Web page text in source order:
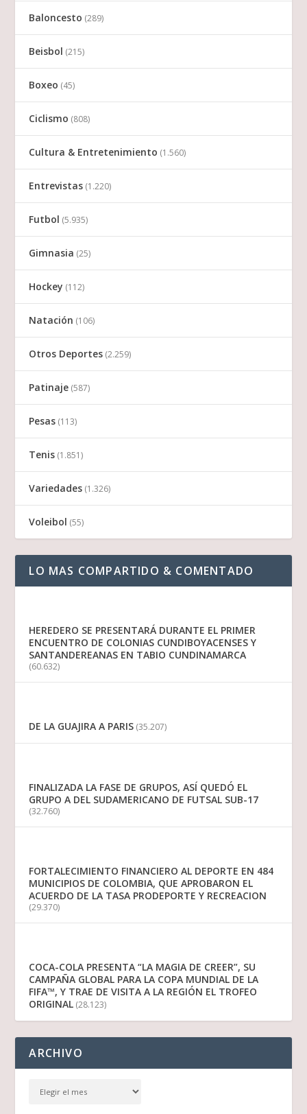
Baloncesto (289)
Beisbol (215)
Boxeo (45)
Ciclismo (808)
Cultura & Entretenimiento (1.560)
Entrevistas (1.220)
Futbol (5.935)
Gimnasia (25)
Hockey (112)
Natación (106)
Otros Deportes (2.259)
Patinaje (587)
Pesas (113)
Tenis (1.851)
Variedades (1.326)
Voleibol (55)
LO MAS COMPARTIDO & COMENTADO
HEREDERO SE PRESENTARÁ DURANTE EL PRIMER
ENCUENTRO DE COLONIAS CUNDIBOYACENSES Y
SANTANDEREANAS EN TABIO CUNDINAMARCA
(60.632)
DE LA GUAJIRA A PARIS (35.207)
FINALIZADA LA FASE DE GRUPOS, ASÍ QUEDÓ EL
GRUPO A DEL SUDAMERICANO DE FUTSAL SUB-17
(32.760)
FORTALECIMIENTO FINANCIERO AL DEPORTE EN 484
MUNICIPIOS DE COLOMBIA, QUE APROBARON EL
ACUERDO DE LA TASA PRODEPORTE Y RECREACION
(29.370)
COCA-COLA PRESENTA “LA MAGIA DE CREER”, SU
CAMPAÑA GLOBAL PARA LA COPA MUNDIAL DE LA
FIFA™, Y TRAE DE VISITA A LA REGIÓN EL TROFEO
ORIGINAL (28.123)
ARCHIVO